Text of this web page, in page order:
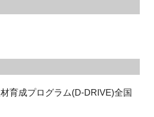
育成プログラム(D-DRIVE)全国